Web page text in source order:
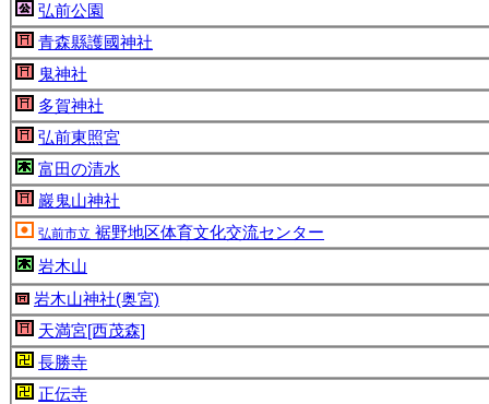
弘前公園
青森縣護國神社
鬼神社
多賀神社
弘前東照宮
富田の清水
巖鬼山神社
弘前市立 裾野地区体育文化交流センター
岩木山
岩木山神社(奥宮)
天満宮[西茂森]
長勝寺
正伝寺